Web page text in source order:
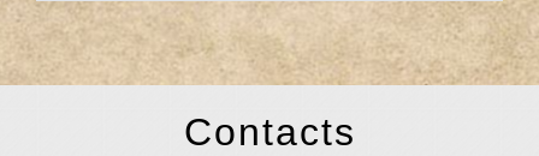
Contacts